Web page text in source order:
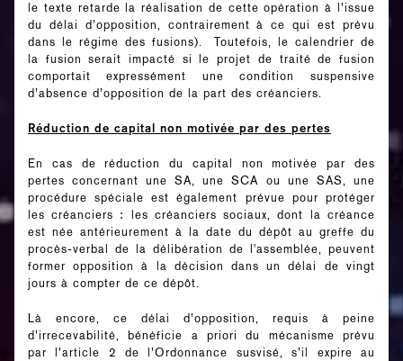
le texte retarde la réalisation de cette opération à l’issue
du délai d’opposition, contrairement à ce qui est prévu
dans le régime des fusions). Toutefois, le calendrier de
la fusion serait impacté si le projet de traité de fusion
comportait expressément une condition suspensive
d’absence d’opposition de la part des créanciers.
Réduction de capital non motivée par des pertes
En cas de réduction du capital non motivée par des
pertes concernant une SA, une SCA ou une SAS, une
procédure spéciale est également prévue pour protéger
les créanciers : les créanciers sociaux, dont la créance
est née antérieurement à la date du dépôt au greffe du
procès-verbal de la délibération de l'assemblée, peuvent
former opposition à la décision dans un délai de vingt
jours à compter de ce dépôt.
Là encore, ce délai d’opposition, requis à peine
d’irrecevabilité, bénéficie a priori du mécanisme prévu
par l’article 2 de l’Ordonnance susvisé, s’il expire au